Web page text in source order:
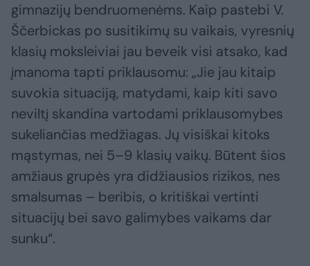
gimnazijų bendruomenėms. Kaip pastebi V.
Ščerbickas po susitikimų su vaikais, vyresnių
klasių moksleiviai jau beveik visi atsako, kad
įmanoma tapti priklausomu: „Jie jau kitaip
suvokia situaciją, matydami, kaip kiti savo
neviltį skandina vartodami priklausomybes
sukeliančias medžiagas. Jų visiškai kitoks
mąstymas, nei 5–9 klasių vaikų. Būtent šios
amžiaus grupės yra didžiausios rizikos, nes
smalsumas – beribis, o kritiškai vertinti
situacijų bei savo galimybes vaikams dar
sunku“.